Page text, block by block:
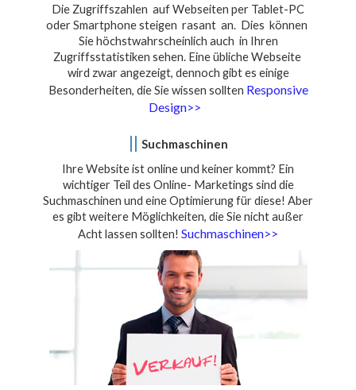
Die Zugriffszahlen auf Webseiten per Tablet-PC
oder Smartphone steigen rasant an. Dies können
Sie höchstwahrscheinlich auch in Ihren
Zugriffsstatistiken sehen. Eine übliche Webseite
wird zwar angezeigt, dennoch gibt es einige
Besonderheiten, die Sie wissen sollten Responsive
Design>>
|| Suchmaschinen
Ihre Website ist online und keiner kommt? Ein
wichtiger Teil des Online- Marketings sind die
Suchmaschinen und eine Optimierung für diese! Aber
es gibt weitere Möglichkeiten, die Sie nicht außer
Acht lassen sollten! Suchmaschinen>>